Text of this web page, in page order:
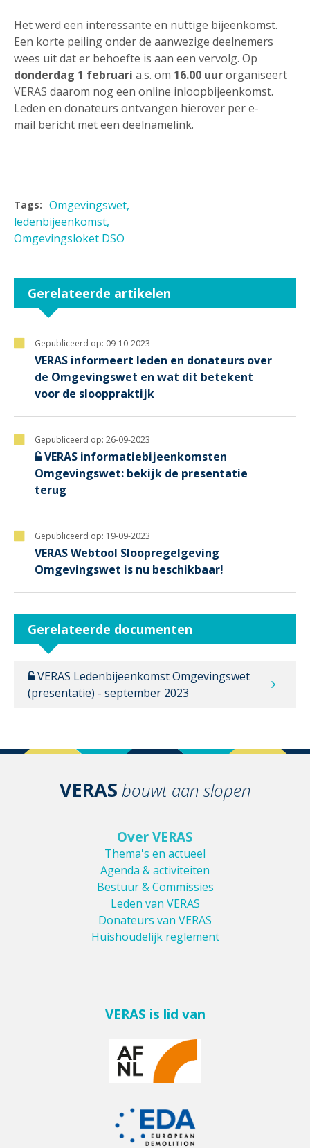
Het werd een interessante en nuttige bijeenkomst.
Een korte peiling onder de aanwezige deelnemers
wees uit dat er behoefte is aan een vervolg. Op
donderdag 1 februari a.s. om 16.00 uurorganiseert
VERAS daarom nog een online inloopbijeenkomst.
Leden en donateurs ontvangen hierover per e-
mail bericht met een deelnamelink.
Tags: Omgevingswet
ledenbijeenkomst
Omgevingsloket DSO
Gerelateerde artikelen
Gepubliceerd op: 09-10-2023
VERAS informeert leden en donateurs over
de Omgevingswet en wat dit betekent
voor de slooppraktijk
Gepubliceerd op: 26-09-2023
VERAS informatiebijeenkomsten
Omgevingswet: bekijk de presentatie
terug
Gepubliceerd op: 19-09-2023
VERAS Webtool Sloopregelgeving
Omgevingswet is nu beschikbaar!
Gerelateerde documenten
VERAS Ledenbijeenkomst Omgevingswet
(presentatie) - september 2023
VERAS bouwt aan slopen
Over VERAS
Thema's en actueel
Agenda & activiteiten
Bestuur & Commissies
Leden van VERAS
Donateurs van VERAS
Huishoudelijk reglement
VERAS is lid van